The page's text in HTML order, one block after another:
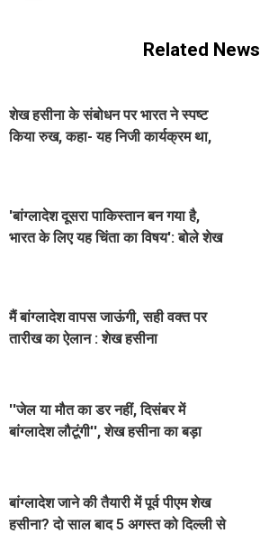
Related News
शेख हसीना के संबोधन पर भारत ने स्पष्ट
किया रुख, कहा- यह निजी कार्यक्रम था,
'बांग्लादेश दूसरा पाकिस्तान बन गया है,
भारत के लिए यह चिंता का विषय': बोले शेख
मैं बांग्लादेश वापस जाऊंगी, सही वक्त पर
तारीख का ऐलान : शेख हसीना
''जेल या मौत का डर नहीं, दिसंबर में
बांग्लादेश लौटूंगी'', शेख हसीना का बड़ा
बांग्लादेश जाने की तैयारी में पूर्व पीएम शेख
हसीना? दो साल बाद 5 अगस्त को दिल्ली से